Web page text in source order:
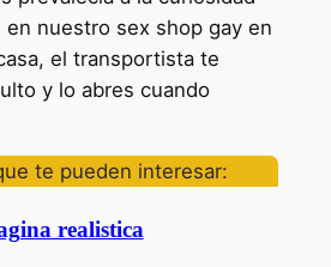
en nuestro sex shop gay en
el transportista te
y lo abres cuando
te pueden interesar:
realistica